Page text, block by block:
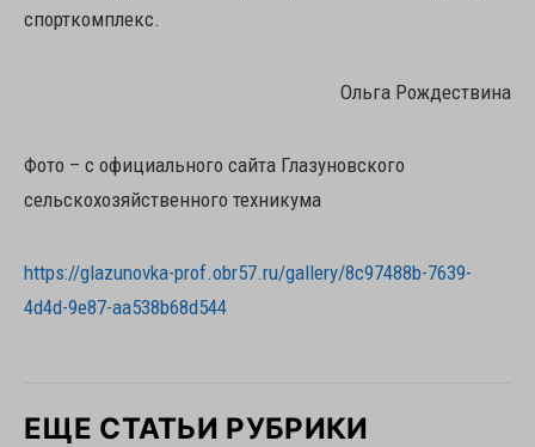
спорткомплекс.
Ольга Рождествина
Фото – с официального сайта Глазуновского
сельскохозяйственного техникума
https://glazunovka-prof.obr57.ru/gallery/8c97488b-7639-
4d4d-9e87-aa538b68d544
ЕЩЕ СТАТЬИ РУБРИКИ